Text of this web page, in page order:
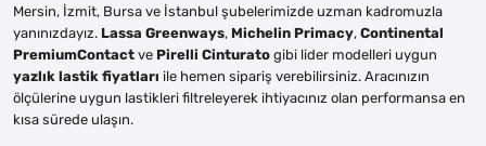
Mersin, İzmit, Bursa ve İstanbul şubelerimizde uzman kadromuzla
yanınızdayız. Lassa Greenways, Michelin Primacy, Continental
PremiumContact ve Pirelli Cinturato gibi lider modelleri uygun
yazlık lastik fiyatları ile hemen sipariş verebilirsiniz. Aracınızın
ölçülerine uygun lastikleri filtreleyerek ihtiyacınız olan performansa en
kısa sürede ulaşın.